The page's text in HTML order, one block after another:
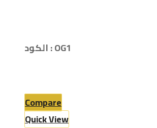
الكود : OG1
Compare
Quick View